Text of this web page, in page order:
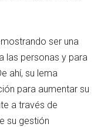
ser una
las personas y para
ahí, su lema
para aumentar su
a través de
su gestión